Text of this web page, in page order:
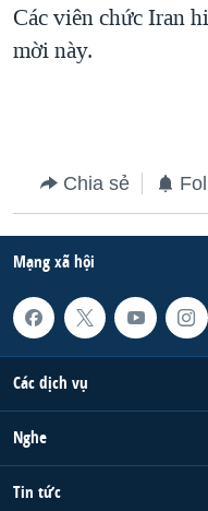
Các viên chức Iran
mời này.
Chia sẻ
Mạng xã hội
Các dịch vụ
Nghe
Tin tức